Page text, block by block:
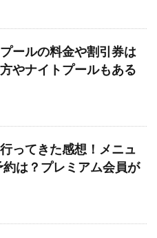
ールの料金や割引券は
やナイトプールもある
ってきた感想！メニュ
約は？プレミアム会員が